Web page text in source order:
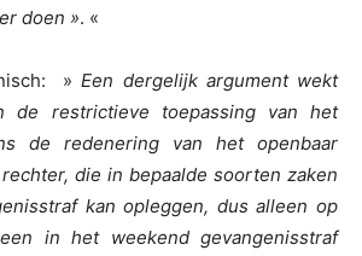
doen ». «
»Een dergelijk argument wekt
de restrictieve toepassing van het
de redenering van het openbaar
die in bepaalde soorten zaken
kan opleggen, dus alleen op
in het weekend gevangenisstraf